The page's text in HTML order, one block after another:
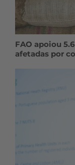
FAO apoiou
afetadas por